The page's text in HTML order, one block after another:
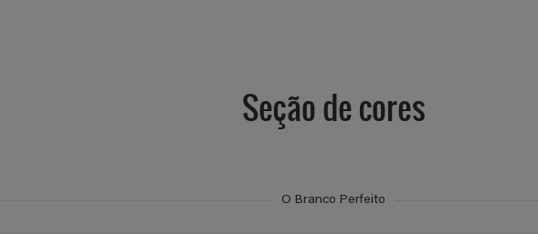
Seção de cores
O Branco Perfeito